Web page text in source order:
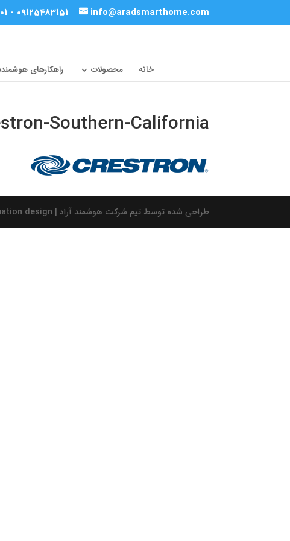
- 09125483151 info@aradsmarthome.com
خانه محصولات راهکارهای
Southern-California
طراحی شده توسط تیم شرکت هوشمند آراد | Design by Amin Nj | ARAD advance rigs automation design